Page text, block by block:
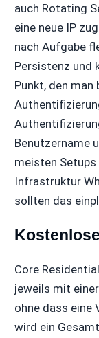
auch Rotating
eine neue IP
nach Aufgabe
Persistenz und
Punkt, den
Benutzername
meisten Setups
Infrastruktur
sollten das
Core
jeweils mit
ohne dass eine
wird ein